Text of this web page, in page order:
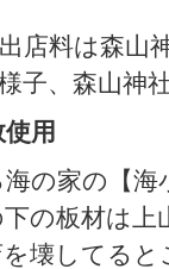
店料は森山
子、森山神
用
の家の【
の板材は上
壊してる